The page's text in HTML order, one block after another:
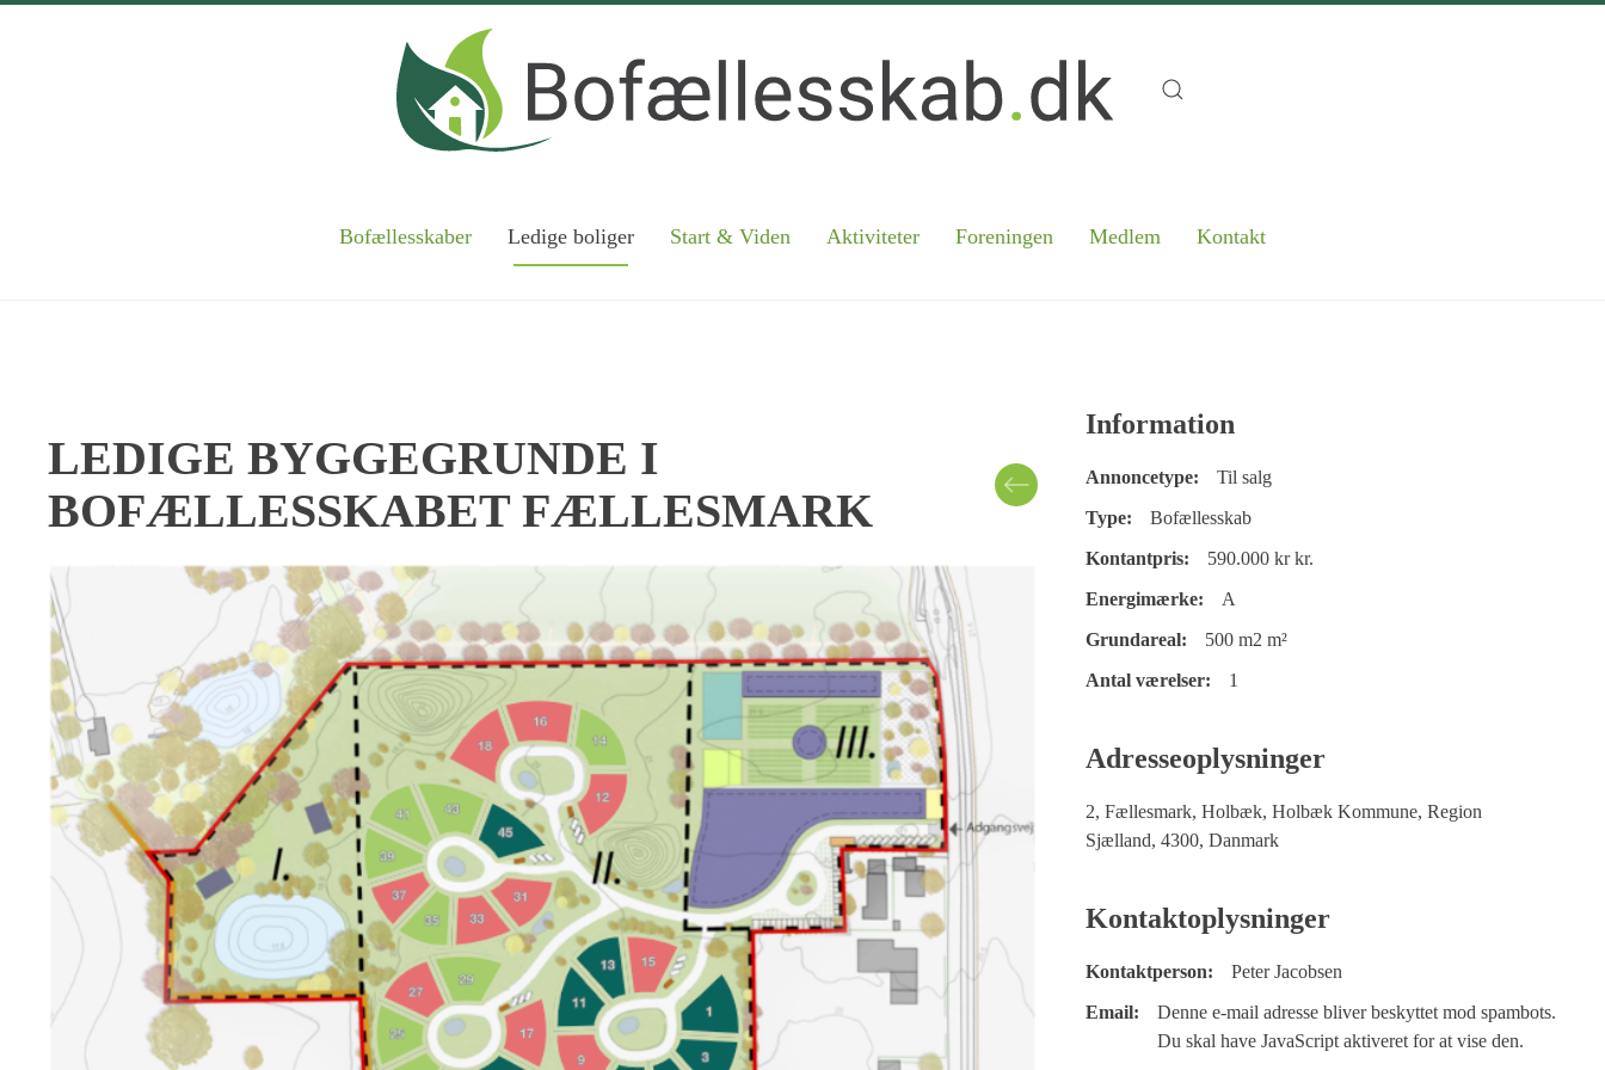
Bofællesskaber Ledige boliger Start & Viden Aktiviteter Foreningen Medlem Kontakt
LEDIGE BYGGEGRUNDE I
BOFÆLLESSKABET FÆLLESMARK
Information
Annoncetype:
Til salg
Type:
Bofællesskab
Kontantpris:
590.000 kr kr.
Energimærke:
A
Grundareal:
500 m2 m²
Antal værelser:
1
Adresseoplysninger
2, Fællesmark, Holbæk, Holbæk Kommune, Region
Sjælland, 4300, Danmark
Kontaktoplysninger
Kontaktperson:
Peter Jacobsen
Email:
Denne e-mail adresse bliver beskyttet mod spambots.
Du skal have JavaScript aktiveret for at vise den.